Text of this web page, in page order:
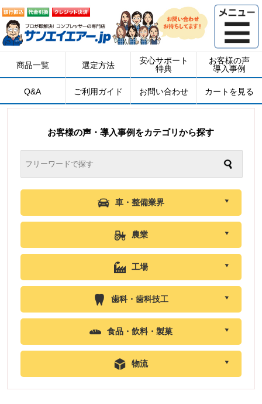
商品一覧 選定方法
安心サポート
特典
お客様の声
導入事例
Q&A ご利用ガイド お問い合わせ カートを見る
お客様の声・導入事例をカテゴリから探す
車・整備業界
農業
工場
歯科・歯科技工
食品・飲料・製菓
物流